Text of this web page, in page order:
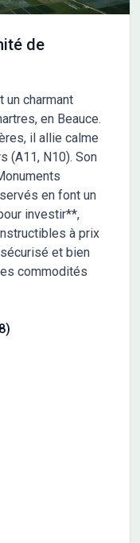
de
un charmant
en Beauce.
il allie calme
(A11, N10). Son
en font un
investir**,
à prix
et bien
commodités